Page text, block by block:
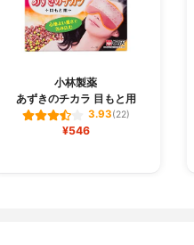
小林製薬
あずきのチカラ 目もと用
3.93(22)
¥546